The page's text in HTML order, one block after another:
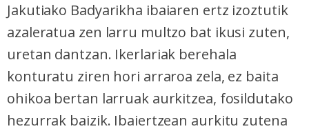
Jakutiako Badyarikha ibaiaren ertz izoztutik
azaleratua zen larru multzo bat ikusi zuten,
uretan dantzan. Ikerlariak berehala
konturatu ziren hori arraroa zela, ez baita
ohikoa bertan larruak aurkitzea, fosildutako
hezurrak baizik. Ibaiertzean aurkitu zutena